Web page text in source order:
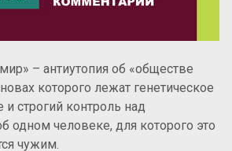
– антиутопия об «обществе
которого лежат генетическое
строгий контроль над
одном человеке, для которого это
чужим.